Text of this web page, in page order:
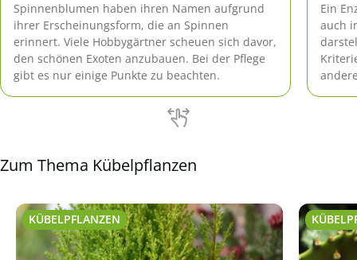
Spinnenblumen haben ihren Namen aufgrund
ihrer Erscheinungsform, die an Spinnen
erinnert. Viele Hobbygärtner scheuen sich davor,
den schönen Exoten anzubauen. Bei der Pflege
gibt es nur einige Punkte zu beachten.
Ein
auch
Zum Thema Kübelpflanzen
KÜBELPFLANZEN